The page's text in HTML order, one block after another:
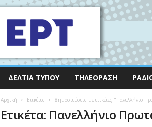
ΔΕΛΤΊΑ ΤΎΠΟΥ ΤΗΛΕΌΡΑΣΗ
Αρχική Ετικέτες Δημοσιεύσεις με ετικέτες "Πανελλήνιο
Ετικέτα: Πανελλήνιο